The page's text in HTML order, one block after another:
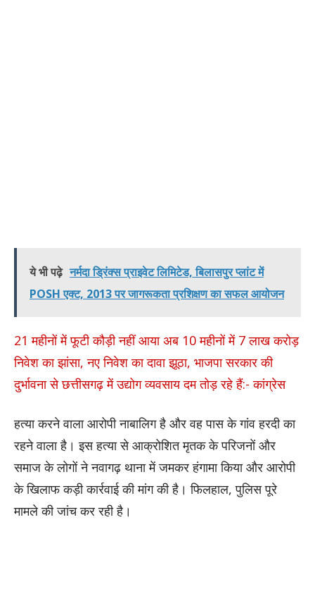
ये भी पढ़े नर्मदा ड्रिंक्स प्राइवेट लिमिटेड, बिलासपुर प्लांट में
POSH एक्ट, 2013 पर जागरूकता प्रशिक्षण का सफल आयोजन
21 महीनों में फूटी कौड़ी नहीं आया अब 10 महीनों में 7 लाख करोड़
निवेश का झांसा, नए निवेश का दावा झूठा, भाजपा सरकार की
दुर्भावना से छत्तीसगढ़ में उद्योग व्यवसाय दम तोड़ रहे हैं:- कांग्रेस
हत्या करने वाला आरोपी नाबालिग है और वह पास के गांव हरदी का
रहने वाला है। इस हत्या से आक्रोशित मृतक के परिजनों और
समाज के लोगों ने नवागढ़ थाना में जमकर हंगामा किया और आरोपी
के खिलाफ कड़ी कार्रवाई की मांग की है। फिलहाल, पुलिस पूरे
मामले की जांच कर रही है।